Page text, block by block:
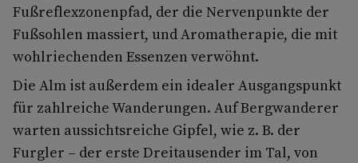
Fußreflexzonenpfad, der die Nervenpunkte der
Fußsohlen massiert, und Aromatherapie, die mit
wohlriechenden Essenzen verwöhnt.
Die Alm ist außerdem ein idealer Ausgangspunkt
für zahlreiche Wanderungen. Auf Bergwanderer
warten aussichtsreiche Gipfel, wie z. B. der
Furgler – der erste Dreitausender im Tal, von